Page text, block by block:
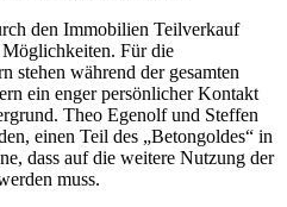
den Immobilien Teilverkauf
Möglichkeiten. Für die
stehen während der gesamten
ein enger persönlicher Kontakt
Theo Egenolf und Steffen
einen Teil des „Betongoldes“ in
dass auf die weitere Nutzung der
muss.